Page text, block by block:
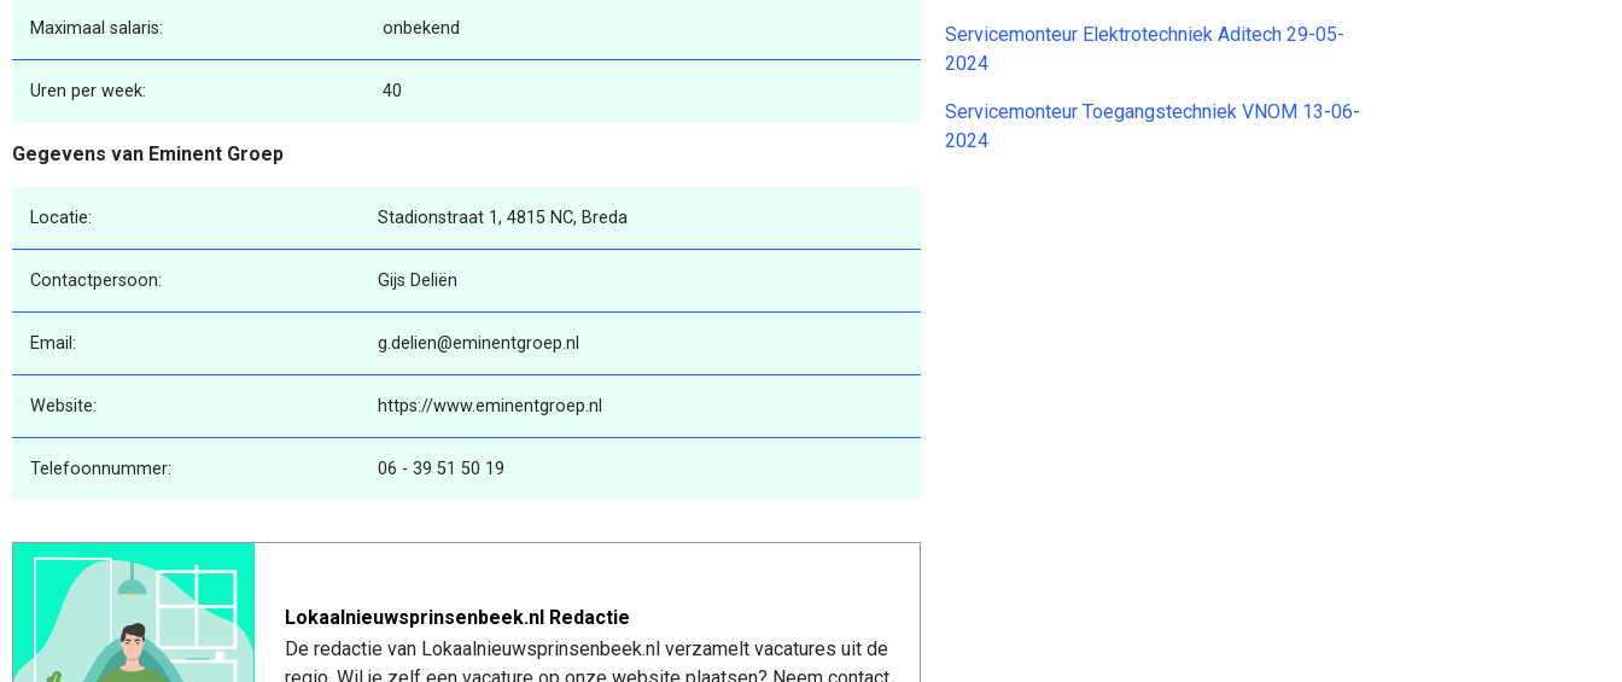
Maximaal salaris: onbekend
Uren per week: 40
Gegevens van Eminent Groep
Locatie: Stadionstraat 1, 4815 NC, Breda
Contactpersoon: Gijs Deliën
Email: g.delien@eminentgroep.nl
Website: https://www.eminentgroep.nl
Telefoonnummer: 06 - 39 51 50 19
Lokaalnieuwsprinsenbeek.nl Redactie
De redactie van Lokaalnieuwsprinsenbeek.nl verzamelt vacatures uit de
Servicemonteur Elektrotechniek Aditech 29-05-
2024
Servicemonteur Toegangstechniek VNOM 13-06-
2024